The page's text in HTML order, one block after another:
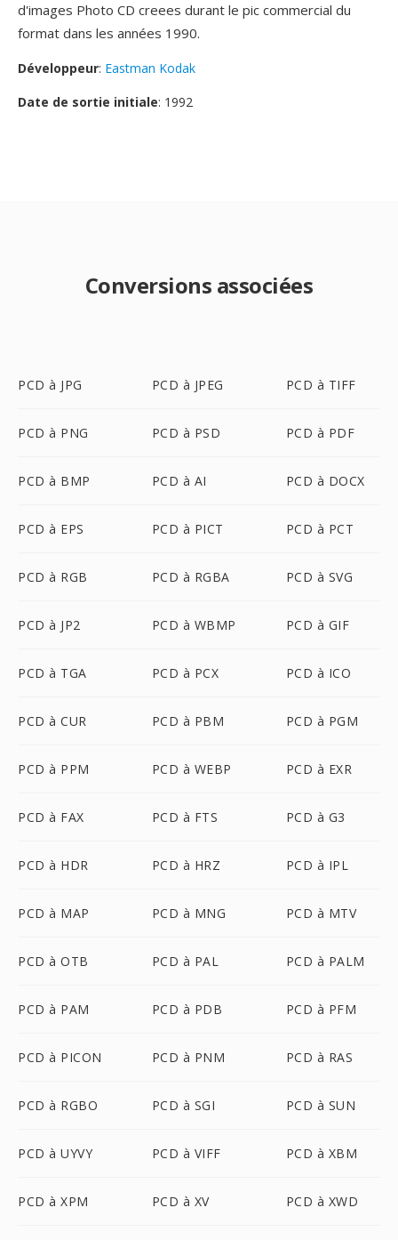
d'images Photo CD creees durant le pic commercial du
format dans les années 1990.
Développeur: Eastman Kodak
Date de sortie initiale: 1992
Conversions associées
PCD à JPG PCD à JPEG PCD à TIFF
PCD à PNG PCD à PSD PCD à PDF
PCD à BMP PCD à AI PCD à DOCX
PCD à EPS PCD à PICT PCD à PCT
PCD à RGB PCD à RGBA PCD à SVG
PCD à JP2 PCD à WBMP PCD à GIF
PCD à TGA PCD à PCX PCD à ICO
PCD à CUR PCD à PBM PCD à PGM
PCD à PPM PCD à WEBP PCD à EXR
PCD à FAX PCD à FTS PCD à G3
PCD à HDR PCD à HRZ PCD à IPL
PCD à MAP PCD à MNG PCD à MTV
PCD à OTB PCD à PAL PCD à PALM
PCD à PAM PCD à PDB PCD à PFM
PCD à PICON PCD à PNM PCD à RAS
PCD à RGBO PCD à SGI PCD à SUN
PCD à UYVY PCD à VIFF PCD à XBM
PCD à XPM PCD à XV PCD à XWD